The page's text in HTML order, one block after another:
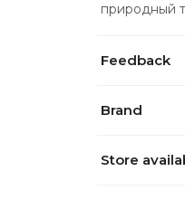
природный
Feedback
Brand
Store